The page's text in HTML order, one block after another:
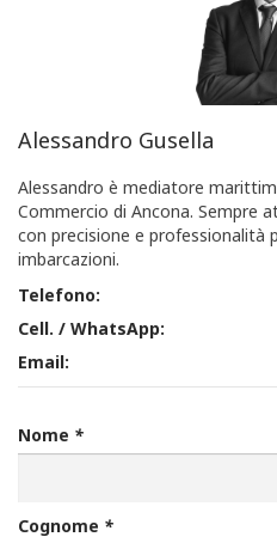
Alessandro Gusella
Alessandro è mediatore
Commercio di Ancona. Sempre
con precisione e professionalità
imbarcazioni.
Telefono:
Cell. / WhatsApp:
Email:
Nome *
Cognome *